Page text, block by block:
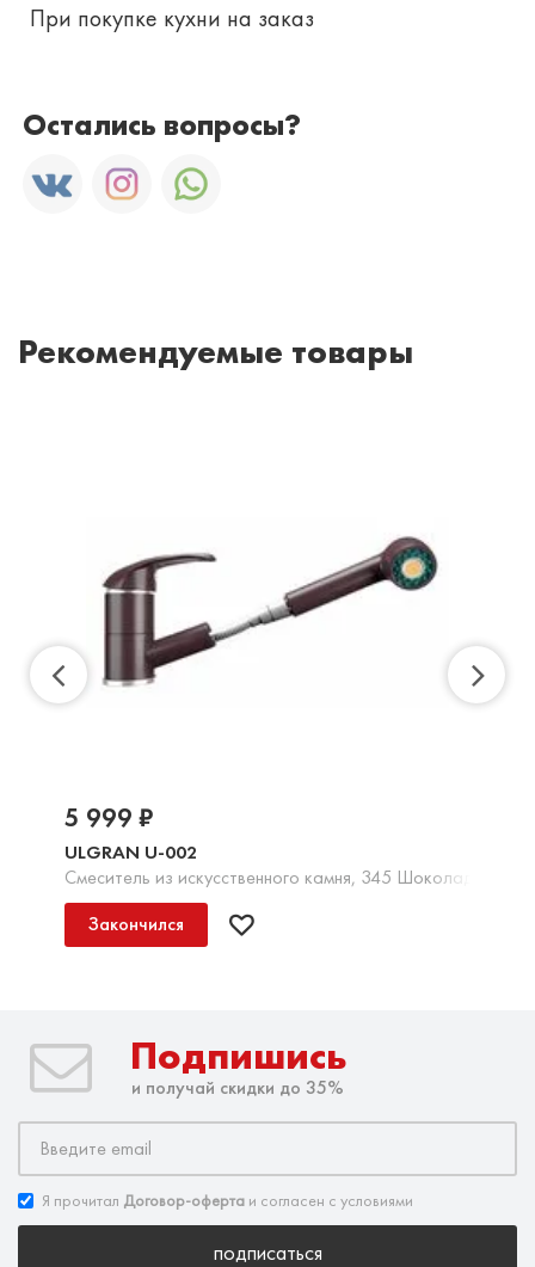
При покупке кухни на заказ
Остались вопросы?
Рекомендуемые товары
ULGRAN U-002
Смеситель из искусственного камня, 345 Шоколад
5 999 ₽
Закончился
Подпишись
и получай скидки до 35%
Я прочитал Договор-оферта и согласен с условиями
подписаться